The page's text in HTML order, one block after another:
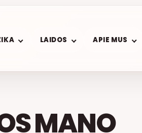
LAIDOS APIE MUS
MANO